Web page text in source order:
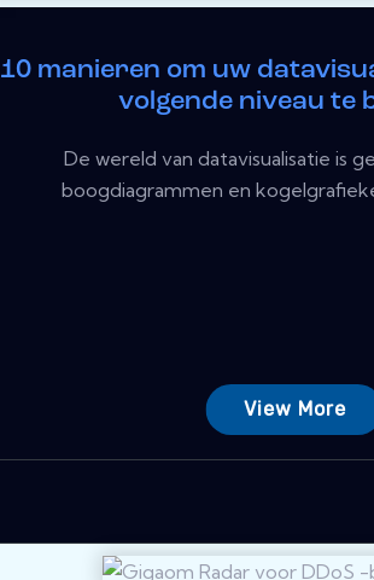
10 manieren om uw
volgende niveau te
De wereld van datavisualisatie is
boogdiagrammen en
View More